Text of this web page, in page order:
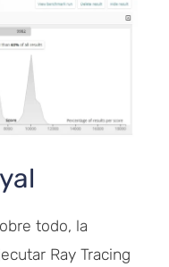
todo, la
Ray Tracing